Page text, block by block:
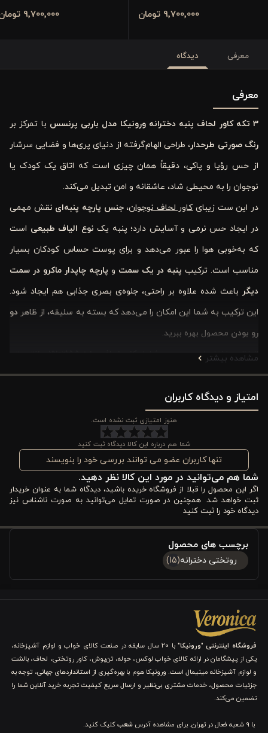
9٬700٬000 تومان 9٬700٬000 تومان
معرفی دیدگاه
معرفی
3 تکه کاور لحاف پنبه دخترانه ورونیکا مدل باربی پرنسس
با تمرکز بر
رنگ صورتی طرحدار، طراحی الهام‌گرفته از دنیای پری‌ها و فضایی سرشار
از حس رؤیا و پاکی، دقیقاً همان چیزی است که اتاق یک کودک یا
نوجوان را به محیطی شاد، عاشقانه و امن تبدیل می‌کند.
در این ست زیبایکاور لحاف نوجوان،جنس پارچه پنبه‌ای نقش مهمی
در ایجاد حس نرمی و آسایش دارد؛ پنبه یک نوع الیاف طبیعی است
که به‌خوبی هوا را عبور می‌دهد و برای پوست حساس کودکان بسیار
مناسب است. ترکیب پنبه در یک سمت و پارچه چاپدار ماکرو در سمت
دیگر باعث شده علاوه بر راحتی، جلوه‌ی بصری جذابی هم ایجاد شود.
این ترکیب به شما این امکان را می‌دهد که بسته به سلیقه، از ظاهر دو
رو بودن محصول بهره ببرید.
از نظر ساختار، این سرویس شامل
روبالشتی 50×70 سانتی‌متر
وملحفه کشدار 90×200 + 25 سانتی‌متر
است که برایتخت سایز 90 و 120
نیز به شما اطمینان می‌دهد که این محصول، علاوه بر زیبایی،
دوام و ماندگاری بالایی در استفاده روزمره و شستشوی مکرر دارد.
در مجموع،ست 3 تکه کاور لحاف پنبه دخترانه مدل باربی پرنسس
طراحی خاص،کاربرد چهار فصلو هماهنگی کامل اجزا، انتخابی ایده‌آل
برای شماست که می‌خواهید هم زیبایی و هم کیفیت را یک‌جا تجربه
مدل باربی پرنسس
کاور لحاف پنبه دخترانه ورونیکا مدل باربی پرنسس
ویژگی‌هایی که آن را از یک سرویس خواب معمولی فراتر می‌برد و به
انتخابی هوشمندانه برای اتاق دخترانه تبدیل می‌کند. ترکیب
جنس
پارچه باکیفیت، طراحی فانتزی و دوخت مقاومباعث شده این محصول
هم برای استفاده روزمره و هم برای ایجاد یک فضای رؤیایی کاملاً
مشاهده بیشتر
امتیاز و دیدگاه کاربران
هنوز امتیازی ثبت نشده است.
شما هم درباره این کالا دیدگاه ثبت کنید
تنها کاربران عضو می توانند بررسی خود را بنویسند
شما هم می‌توانید در مورد این کالا نظر دهید.
اگر این محصول را قبلا از فروشگاه خریده باشید، دیدگاه شما به عنوان خریدار
ثبت خواهد شد. همچنین در صورت تمایل می‌توانید به صورت ناشناس نیز
دیدگاه خود را ثبت کنید
برچسب های محصول
روتختی دخترانه(15)
فروشگاه اینترنتی "ورونیکا"
با ۲۰ سال سابقه در صنعت کالای خواب و لوازم آشپزخانه،
یکی از پیشگامان در ارائه کالای خواب لوکس، حوله، تن‌پوش، کاور روتختی، لحاف، بالشت
و لوازم آشپزخانه مینیمال است. ورونیکا هوم با بهره‌گیری از استانداردهای جهانی، توجه به
جزئیات محصول، خدمات مشتری بی‌نظیر و ارسال سریع کیفیت تجربه خرید آنلاین شما را
تضمین می‌کند.
با 9 شعبه فعال در تهران. برای مشاهده آدرس شعبکلیک کنید.